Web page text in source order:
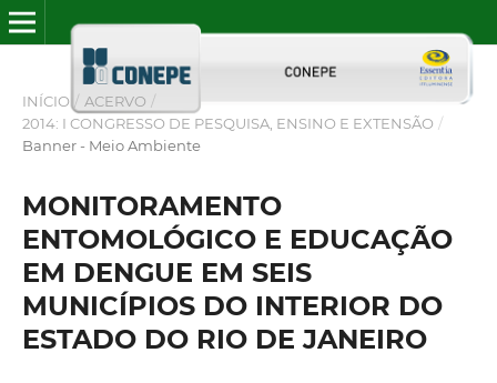
INÍCIO / ACERVO /
2014: I CONGRESSO DE PESQUISA, ENSINO E EXTENSÃO /
Banner - Meio Ambiente
MONITORAMENTO
ENTOMOLÓGICO E EDUCAÇÃO
EM DENGUE EM SEIS
MUNICÍPIOS DO INTERIOR DO
ESTADO DO RIO DE JANEIRO